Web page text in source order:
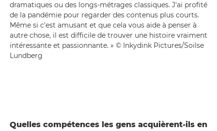
dramatiques ou des longs-métrages classiques. J'ai profité
de la pandémie pour regarder des contenus plus courts.
Même si c'est amusant et que cela vous aide à penser à
autre chose, il est difficile de trouver une histoire vraiment
intéressante et passionnante. » © Inkydink Pictures/Soilse
Lundberg
Quelles compétences les gens acquièrent-ils en